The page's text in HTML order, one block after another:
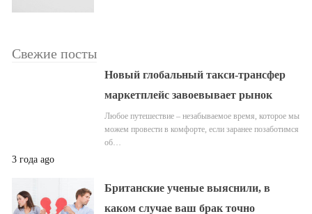
Свежие посты
Новый глобальный такси-трансфер
маркетплейс завоевывает рынок
Любое путешествие – незабываемое время, которое мы
можем провести в комфорте, если заранее позаботимся
об…
3 года ago
Британские ученые выяснили, в
каком случае ваш брак точно